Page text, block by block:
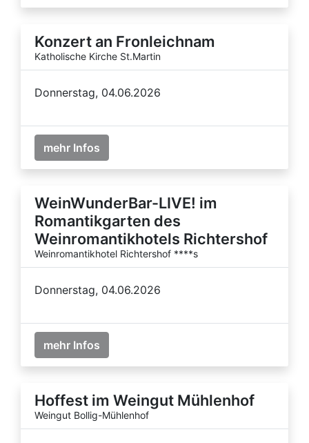
Konzert an Fronleichnam
Katholische Kirche St.Martin
Donnerstag, 04.06.2026
mehr Infos
WeinWunderBar-LIVE! im
Romantikgarten des
Weinromantikhotels Richtershof
Weinromantikhotel Richtershof ****s
Donnerstag, 04.06.2026
mehr Infos
Hoffest im Weingut Mühlenhof
Weingut Bollig-Mühlenhof